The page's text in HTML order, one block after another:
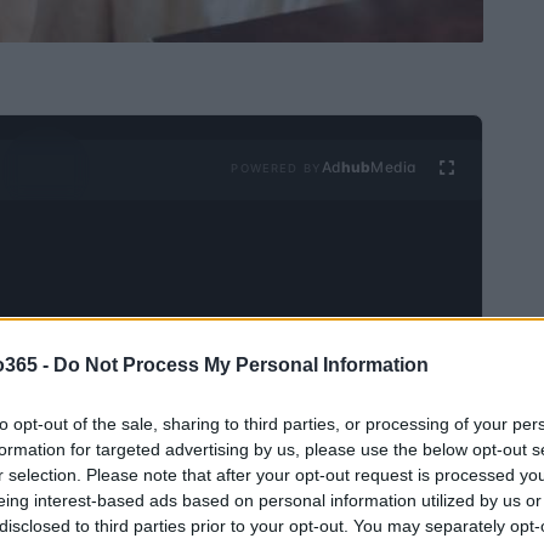
- Do Not Process My Personal Information
opt-out of the sale, sharing to third parties, or processing of your
for targeted advertising by us, please use the below opt-out
selection. Please note that after your opt-out request is processed
interest-based ads based on personal information utilized by us
to third parties prior to your opt-out. You may separately
Ad hubMedia
as criptomoedas marcaram uma revolução,
desafios significativos. Embora alguns já tenham
iniciais nesse setor, muitos se perguntam se o
já começou. Este artigo explora a relevância de